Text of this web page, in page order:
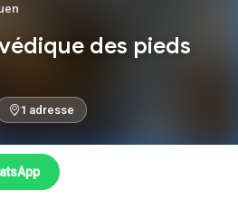
des pieds
1 adresse